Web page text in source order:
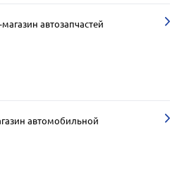
автозапчастей
автомобильной